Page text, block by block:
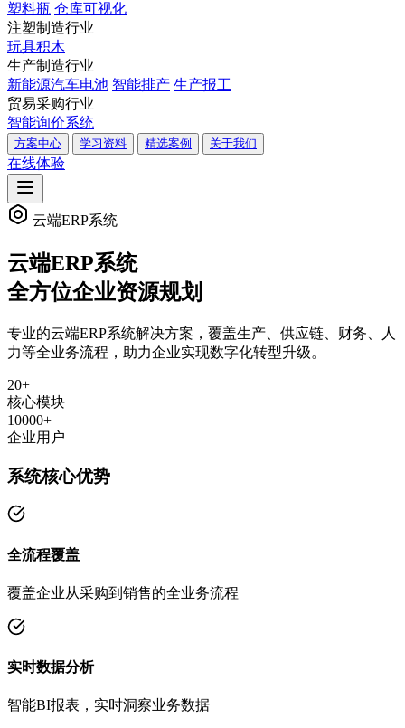
塑料瓶 仓库可视化
注塑制造行业
玩具积木
生产制造行业
新能源汽车电池 智能排产 生产报工
贸易采购行业
智能询价系统
方案中心 学习资料 精选案例 关于我们
在线体验
云端ERP系统
云端ERP系统
全方位企业资源规划
专业的云端ERP系统解决方案，覆盖生产、供应链、财务、人
力等全业务流程，助力企业实现数字化转型升级。
20+
核心模块
10000+
企业用户
系统核心优势
全流程覆盖
覆盖企业从采购到销售的全业务流程
实时数据分析
智能BI报表，实时洞察业务数据